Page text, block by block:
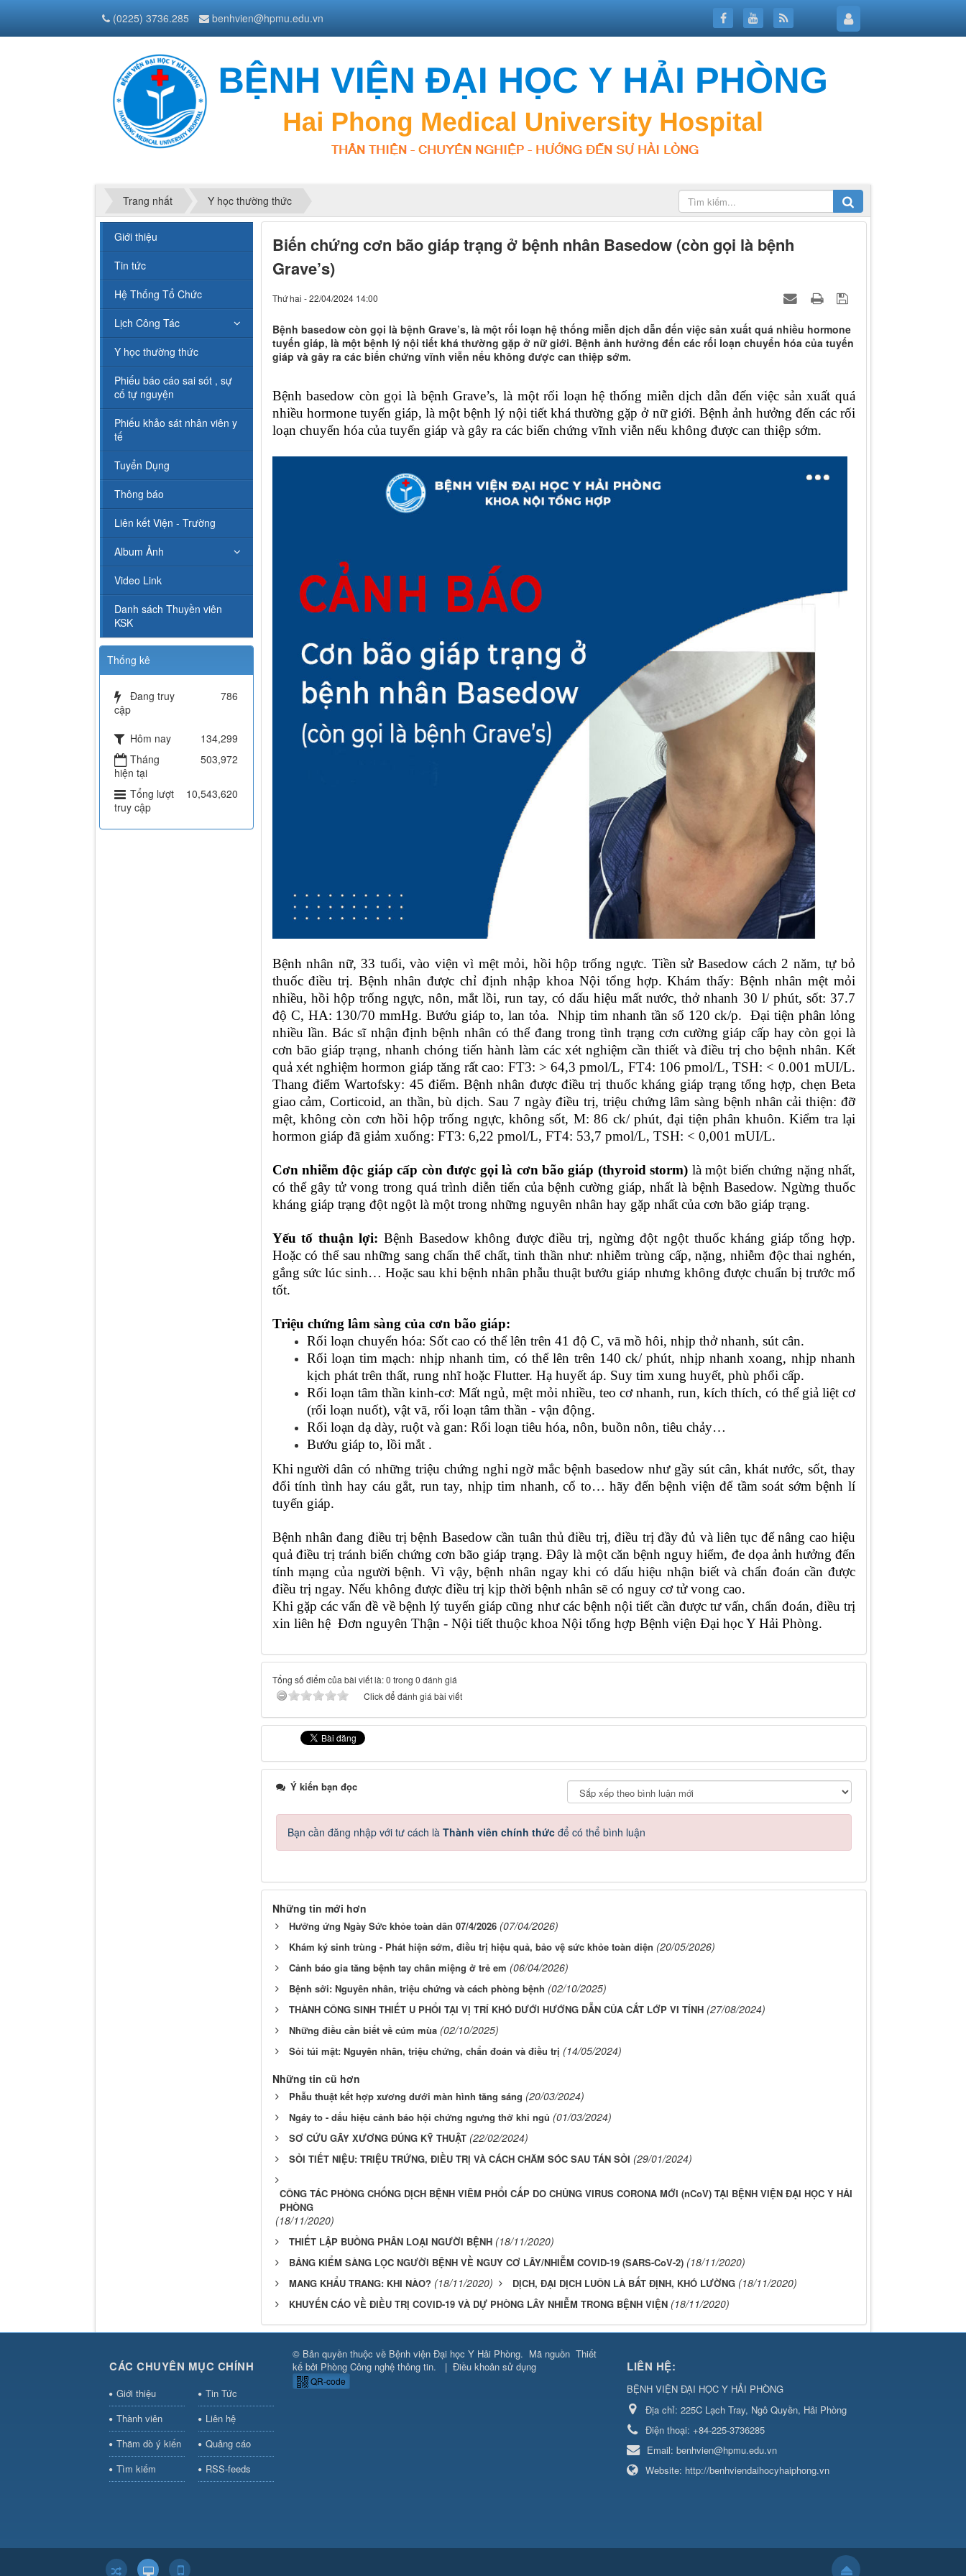
(0225) 3736.285 benhvien@hpmu.edu.vn
Trang nhất Y học thường thức
Biến chứng cơn bão giáp trạng ở bệnh nhân Basedow (còn gọi là bệnh
Grave’s)
Thứ hai - 22/04/2024 14:00
Bệnh basedow còn gọi là bệnh Grave’s, là một rối loạn hệ thống miễn dịch dẫn đến việc sản xuất quá nhiều hormone
tuyến giáp, là một bệnh lý nội tiết khá thường gặp ở nữ giới. Bệnh ảnh hưởng đến các rối loạn chuyển hóa của tuyến
giáp và gây ra các biến chứng vĩnh viễn nếu không được can thiệp sớm.
Bệnh basedow còn gọi là bệnh Grave’s, là một rối loạn hệ thống miễn dịch dẫn đến việc sản xuất quá
nhiều hormone tuyến giáp, là một bệnh lý nội tiết khá thường gặp ở nữ giới. Bệnh ảnh hưởng đến các rối
loạn chuyển hóa của tuyến giáp và gây ra các biến chứng vĩnh viễn nếu không được can thiệp sớm.
Bệnh nhân nữ, 33 tuổi, vào viện vì mệt mỏi, hồi hộp trống ngực. Tiền sử Basedow cách 2 năm, tự bỏ
thuốc điều trị. Bệnh nhân được chỉ định nhập khoa Nội tổng hợp. Khám thấy: Bệnh nhân mệt mỏi
nhiều, hồi hộp trống ngực, nôn, mắt lồi, run tay, có dấu hiệu mất nước, thở nhanh 30 l/ phút, sốt: 37.7
độ C, HA: 130/70 mmHg. Bướu giáp to, lan tỏa. Nhịp tim nhanh tần số 120 ck/p. Đại tiện phân lỏng
nhiều lần. Bác sĩ nhận định bệnh nhân có thể đang trong tình trạng cơn cường giáp cấp hay còn gọi là
cơn bão giáp trạng, nhanh chóng tiến hành làm các xét nghiệm cần thiết và điều trị cho bệnh nhân. Kết
quả xét nghiệm hormon giáp tăng rất cao: FT3: > 64,3 pmol/L, FT4: 106 pmol/L, TSH: < 0.001 mUI/L.
Thang điểm Wartofsky: 45 điểm. Bệnh nhân được điều trị thuốc kháng giáp trạng tổng hợp, chẹn Beta
giao cảm, Corticoid, an thần, bù dịch. Sau 7 ngày điều trị, triệu chứng lâm sàng bệnh nhân cải thiện: đỡ
mệt, không còn cơn hồi hộp trống ngực, không sốt, M: 86 ck/ phút, đại tiện phân khuôn. Kiểm tra lại
hormon giáp đã giảm xuống: FT3: 6,22 pmol/L, FT4: 53,7 pmol/L, TSH: < 0,001 mUI/L.
Cơn nhiễm độc giáp cấp còn được gọi là cơn bão giáp (thyroid storm) là một biến chứng nặng nhất,
có thể gây tử vong trong quá trình diễn tiến của bệnh cường giáp, nhất là bệnh Basedow. Ngừng thuốc
kháng giáp trạng đột ngột là một trong những nguyên nhân hay gặp nhất của cơn bão giáp trạng.
Yếu tố thuận lợi:Bệnh Basedow không được điều trị, ngừng đột ngột thuốc kháng giáp tổng hợp.
Hoặc có thể sau những sang chấn thể chất, tinh thần như: nhiễm trùng cấp, nặng, nhiễm độc thai nghén,
gắng sức lúc sinh… Hoặc sau khi bệnh nhân phẫu thuật bướu giáp nhưng không được chuẩn bị trước mổ
tốt.
Triệu chứng lâm sàng của cơn bão giáp:
Rối loạn chuyển hóa: Sốt cao có thể lên trên 41 độ C, vã mồ hôi, nhịp thở nhanh, sút cân.
Rối loạn tim mạch: nhịp nhanh tim, có thể lên trên 140 ck/ phút, nhịp nhanh xoang, nhịp nhanh
kịch phát trên thất, rung nhĩ hoặc Flutter. Hạ huyết áp. Suy tim xung huyết, phù phổi cấp.
Rối loạn tâm thần kinh-cơ: Mất ngủ, mệt mỏi nhiều, teo cơ nhanh, run, kích thích, có thể giả liệt cơ
(rối loạn nuốt), vật vã, rối loạn tâm thần - vận động.
Rối loạn dạ dày, ruột và gan: Rối loạn tiêu hóa, nôn, buồn nôn, tiêu chảy…
Bướu giáp to, lồi mắt .
Khi người dân có những triệu chứng nghi ngờ mắc bệnh basedow như gầy sút cân, khát nước, sốt, thay
đổi tính tình hay cáu gắt, run tay, nhịp tim nhanh, cổ to… hãy đến bệnh viện để tầm soát sớm bệnh lí
tuyến giáp.
Bệnh nhân đang điều trị bệnh Basedow cần tuân thủ điều trị, điều trị đầy đủ và liên tục để nâng cao hiệu
quả điều trị tránh biến chứng cơn bão giáp trạng. Đây là một căn bệnh nguy hiểm, đe dọa ảnh hưởng đến
tính mạng của người bệnh. Vì vậy, bệnh nhân ngay khi có dấu hiệu nhận biết và chẩn đoán cần được
điều trị ngay. Nếu không được điều trị kịp thời bệnh nhân sẽ có nguy cơ tử vong cao.
Khi gặp các vấn đề về bệnh lý tuyến giáp cũng như các bệnh nội tiết cần được tư vấn, chẩn đoán, điều trị
xin liên hệ Đơn nguyên Thận - Nội tiết thuộc khoa Nội tổng hợp Bệnh viện Đại học Y Hải Phòng.
Tổng số điểm của bài viết là: 0 trong 0 đánh giá
Click để đánh giá bài viết
Ý kiến bạn đọc
Bạn cần đăng nhập với tư cách là Thành viên chính thứcđể có thể bình luận
Những tin mới hơn
Hưởng ứng Ngày Sức khỏe toàn dân 07/4/2026 (07/04/2026)
Khám ký sinh trùng - Phát hiện sớm, điều trị hiệu quả, bảo vệ sức khỏe toàn diện (20/05/2026)
Cảnh báo gia tăng bệnh tay chân miệng ở trẻ em (06/04/2026)
Bệnh sởi: Nguyên nhân, triệu chứng và cách phòng bệnh (02/10/2025)
THÀNH CÔNG SINH THIẾT U PHỔI TẠI VỊ TRÍ KHÓ DƯỚI HƯỚNG DẪN CỦA CẮT LỚP VI TÍNH (27/08/2024)
Những điều cần biết về cúm mùa (02/10/2025)
Sỏi túi mật: Nguyên nhân, triệu chứng, chẩn đoán và điều trị (14/05/2024)
Những tin cũ hơn
Phẫu thuật kết hợp xương dưới màn hình tăng sáng (20/03/2024)
Ngáy to - dấu hiệu cảnh báo hội chứng ngưng thở khi ngủ (01/03/2024)
SƠ CỨU GÃY XƯƠNG ĐÚNG KỸ THUẬT (22/02/2024)
SỎI TIẾT NIỆU: TRIỆU TRỨNG, ĐIỀU TRỊ VÀ CÁCH CHĂM SÓC SAU TÁN SỎI (29/01/2024)
CÔNG TÁC PHÒNG CHỐNG DỊCH BỆNH VIÊM PHỔI CẤP DO CHỦNG VIRUS CORONA MỚI (nCoV) TẠI BỆNH VIỆN ĐẠI HỌC Y HẢI
PHÒNG
(18/11/2020)
THIẾT LẬP BUỒNG PHÂN LOẠI NGƯỜI BỆNH (18/11/2020)
BẢNG KIỂM SÀNG LỌC NGƯỜI BỆNH VỀ NGUY CƠ LÂY/NHIỄM COVID-19 (SARS-CoV-2) (18/11/2020)
MANG KHẨU TRANG: KHI NÀO? (18/11/2020) DỊCH, ĐẠI DỊCH LUÔN LÀ BẤT ĐỊNH, KHÓ LƯỜNG (18/11/2020)
KHUYẾN CÁO VỀ ĐIỀU TRỊ COVID-19 VÀ DỰ PHÒNG LÂY NHIỄM TRONG BỆNH VIỆN (18/11/2020)
Giới thiệu
Tin tức
Hệ Thống Tổ Chức
Lịch Công Tác
Y học thường thức
Phiếu báo cáo sai sót , sự
cố tự nguyện
Phiếu khảo sát nhân viên y
tế
Tuyển Dụng
Thông báo
Liên kết Viện - Trường
Album Ảnh
Video Link
Danh sách Thuyền viên
KSK
Thống kê
Đang truy
cập
786
Hôm nay
134,299
Tháng
hiện tại
503,972
Tổng lượt
truy cập
10,543,620
CÁC CHUYÊN MỤC CHÍNH
Giới thiệu
Tin Tức
Thành viên
Liên hệ
Thăm dò ý kiến
Quảng cáo
Tìm kiếm
RSS-feeds
© Bản quyền thuộc về Bệnh viện Đại học Y Hải Phòng. Mã nguồn Thiết
kế bởi Phòng Công nghệ thông tin. | Điều khoản sử dụng
QR-code
LIÊN HỆ:
BỆNH VIỆN ĐẠI HỌC Y HẢI PHÒNG
Địa chỉ: 225C Lạch Tray, Ngô Quyền, Hải Phòng
Điện thoại: +84-225-3736285
Email: benhvien@hpmu.edu.vn
Website: http://benhviendaihocyhaiphong.vn